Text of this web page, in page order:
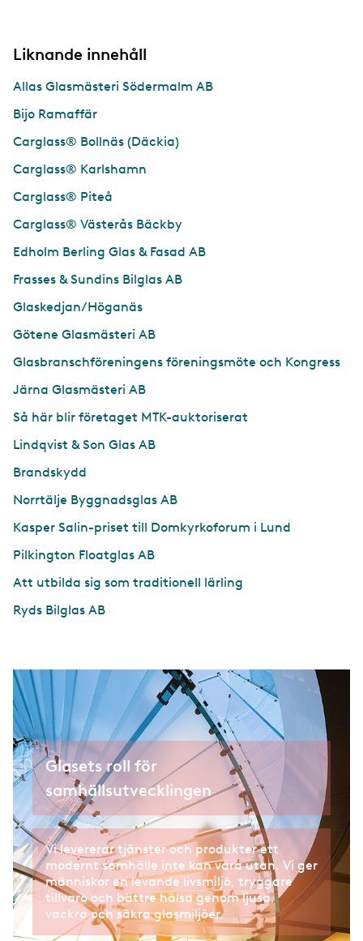
Liknande innehåll
Allas Glasmästeri Södermalm AB
Bijo Ramaffär
Carglass® Bollnäs (Däckia)
Carglass® Karlshamn
Carglass® Piteå
Carglass® Västerås Bäckby
Edholm Berling Glas & Fasad AB
Frasses & Sundins Bilglas AB
Glaskedjan/Höganäs
Götene Glasmästeri AB
Glasbranschföreningens föreningsmöte och Kongress
Järna Glasmästeri AB
Så här blir företaget MTK-auktoriserat
Lindqvist & Son Glas AB
Brandskydd
Norrtälje Byggnadsglas AB
Kasper Salin-priset till Domkyrkoforum i Lund
Pilkington Floatglas AB
Att utbilda sig som traditionell lärling
Ryds Bilglas AB
Glasets roll för
samhällsutvecklingen
Vi levererar tjänster och produkter ett
modernt samhälle inte kan vara utan. Vi ger
människor en levande livsmiljö, tryggare
tillvaro och bättre hälsa genom ljusa,
vackra och säkra glasmiljöer.